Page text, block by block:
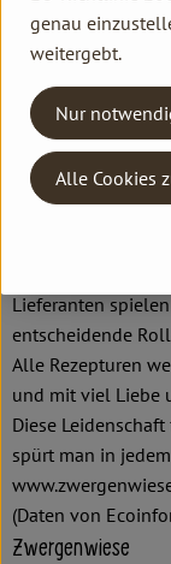
Aus eigener
pikante und
und
Alles unter dem
Seit Gründung
Erhaltung der
Kurze Wege,
Lieferanten
entscheidende
Alle Rezepturen
und mit viel Liebe
Diese
spürt man in
(Daten von
Zwergenwiese
genau
weitergebt.
Nur
Alle Cookies